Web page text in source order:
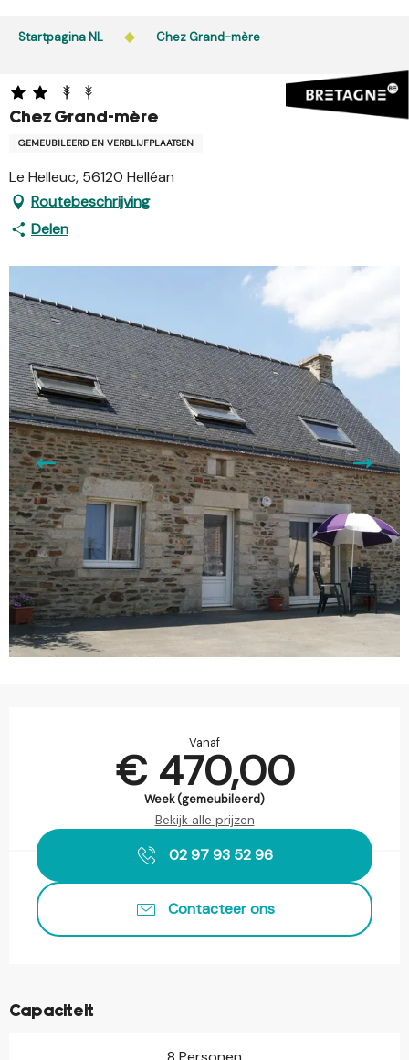
Startpagina NL Chez Grand-mère
Chez Grand-mère
GEMEUBILEERD EN VERBLIJFPLAATSEN
Le Helleuc, 56120 Helléan
Routebeschrijving
Delen
Vanaf
€ 470,00
Week (gemeubileerd)
Bekijk alle prijzen
02 97 93 52 96
Contacteer ons
Capaciteit